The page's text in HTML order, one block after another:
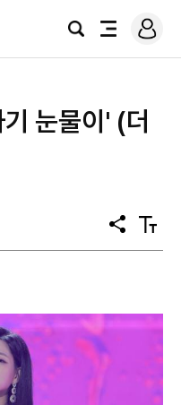
검
전
로
그
눈물이' (더
공
유
텍
스